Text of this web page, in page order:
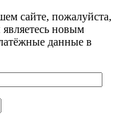
сайте, пожалуйста,
новым
данные в